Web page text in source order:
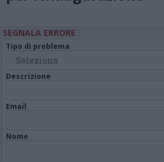
SEGNALA ERRORE
Tipo di problema
Descrizione
Email
Nome